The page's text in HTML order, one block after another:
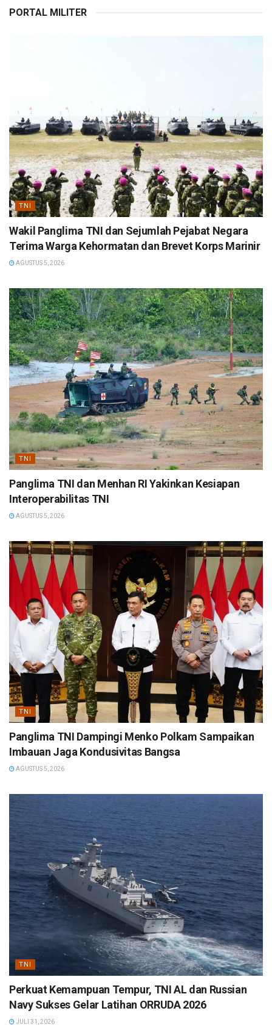
PORTAL MILITER
TNI
Wakil Panglima TNI dan Sejumlah Pejabat Negara
Terima Warga Kehormatan dan Brevet Korps Marinir
AGUSTUS 5, 2026
TNI
Panglima TNI dan Menhan RI Yakinkan Kesiapan
Interoperabilitas TNI
AGUSTUS 5, 2026
TNI
Panglima TNI Dampingi Menko Polkam Sampaikan
Imbauan Jaga Kondusivitas Bangsa
AGUSTUS 5, 2026
TNI
Perkuat Kemampuan Tempur, TNI AL dan Russian
Navy Sukses Gelar Latihan ORRUDA 2026
JULI 31, 2026